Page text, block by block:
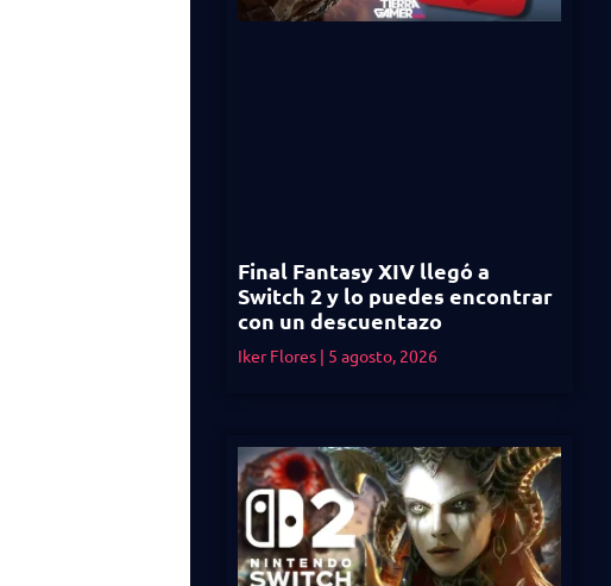
Final Fantasy XIV llegó a
Switch 2 y lo puedes encontrar
con un descuentazo
Iker Flores 5 agosto, 2026